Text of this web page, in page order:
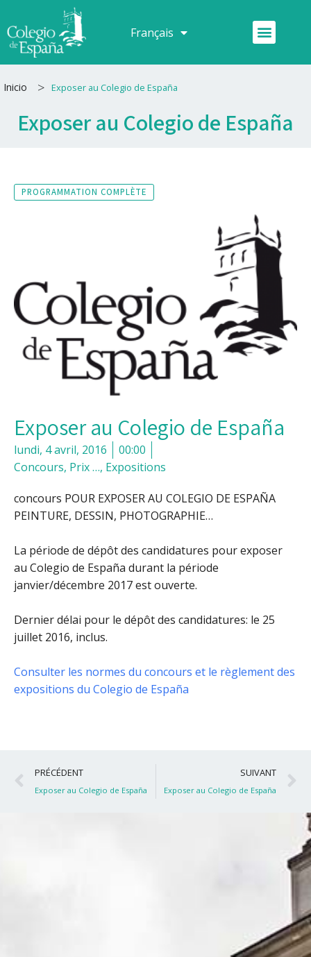
au
contenu
Français
Español Menu
Inicio > Exposer au Colegio de España
Exposer au Colegio de España
PROGRAMMATION COMPLÈTE
Exposer au Colegio de España
lundi, 4 avril, 2016
00:00
Concours, Prix …, Expositions
concours POUR EXPOSER AU COLEGIO DE ESPAÑA
PEINTURE, DESSIN, PHOTOGRAPHIE…
La période de dépôt des candidatures pour exposer
au Colegio de España durant la période
janvier/décembre 2017 est ouverte.
Dernier délai pour le dépôt des candidatures: le 25
juillet 2016, inclus.
Consulter les normes du concours et le règlement des
expositions du Colegio de España
Précédent
PRÉCÉDENT
Exposer au Colegio de España
SUIVANT
Exposer au Colegio de España